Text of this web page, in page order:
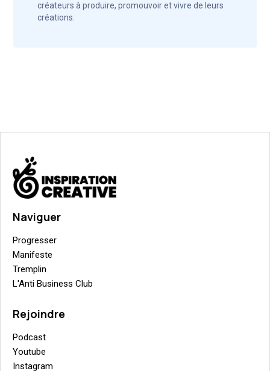
créateurs à produire, promouvoir et vivre de leurs
créations.
Naviguer
Progresser
Manifeste
Tremplin
L'Anti Business Club
Rejoindre
Podcast
Youtube
Instagram